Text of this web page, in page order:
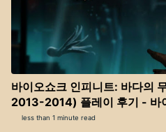
바이오쇼크 인피니트: 바다의
2013-2014) 플레이 후기 - 바
less than 1 minute read